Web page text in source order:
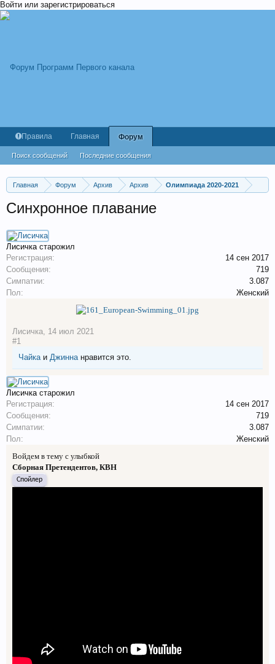
Войти или зарегистрироваться
Главная Форум Архив Архив Олимпиада 2020-2021
Синхронное плавание
Лисичка старожил
Регистрация:
14 сен 2017
Сообщения:
719
Симпатии:
3.087
Пол:
Женский
Лисичка, 14 июл 2021
#1
Чайкаи Джиннанравится это.
Лисичка старожил
Регистрация:
14 сен 2017
Сообщения:
719
Симпатии:
3.087
Пол:
Женский
Войдем в тему с улыбкой
Сборная Претендентов, КВН
Спойлер
Правила Главная Форум
Поиск сообщений Последние сообщения